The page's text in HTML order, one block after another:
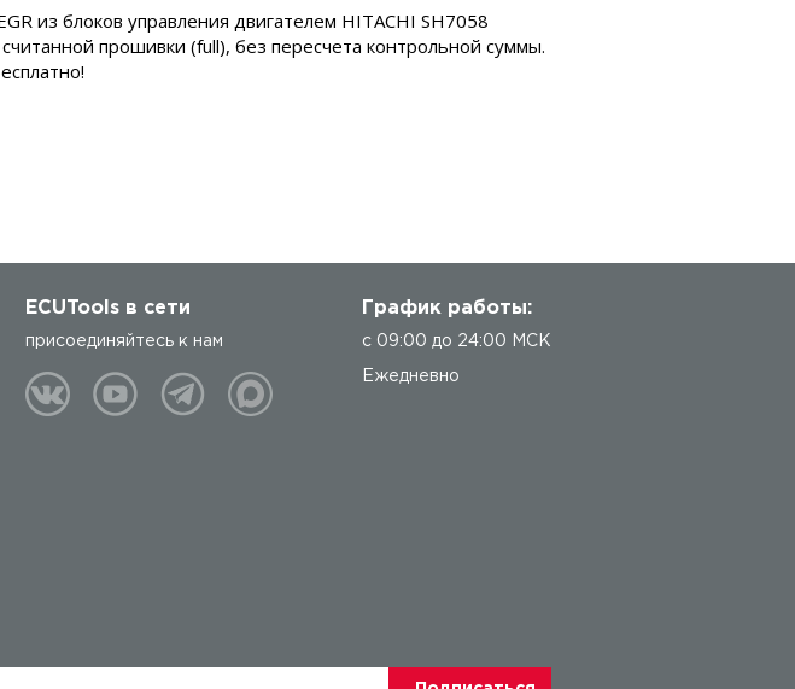
из блоков управления двигателем HITACHI SH7058
прошивки (full), без пересчета контрольной суммы.
ECUTools в сети
присоединяйтесь к нам
График работы:
с 09:00 до 24:00 МСК
Ежедневно